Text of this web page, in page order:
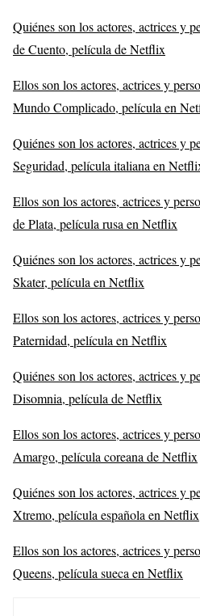
Quiénes son los actores, actrices y
de Cuento, película de Netflix
Ellos son los actores, actrices y
Mundo Complicado, película en
Quiénes son los actores, actrices y
Seguridad, película italiana en
Ellos son los actores, actrices y
de Plata, película rusa en Netflix
Quiénes son los actores, actrices y
Skater, película en Netflix
Ellos son los actores, actrices y
Paternidad, película en Netflix
Quiénes son los actores, actrices y
Disomnia, película de Netflix
Ellos son los actores, actrices y
Amargo, película coreana de Netflix
Quiénes son los actores, actrices y
Xtremo, película española en Netflix
Ellos son los actores, actrices y
Queens, película sueca en Netflix